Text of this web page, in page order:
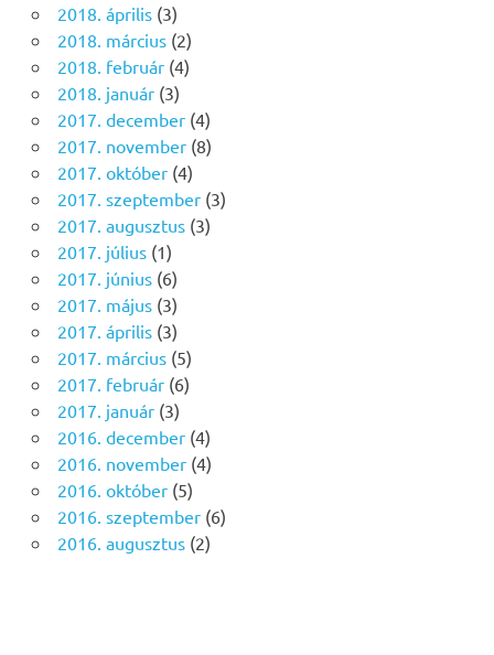
2018. április(3)
2018. március(2)
2018. február(4)
2018. január(3)
2017. december(4)
2017. november(8)
2017. október(4)
2017. szeptember(3)
2017. augusztus(3)
2017. július(1)
2017. június(6)
2017. május(3)
2017. április(3)
2017. március(5)
2017. február(6)
2017. január(3)
2016. december(4)
2016. november(4)
2016. október(5)
2016. szeptember(6)
2016. augusztus(2)